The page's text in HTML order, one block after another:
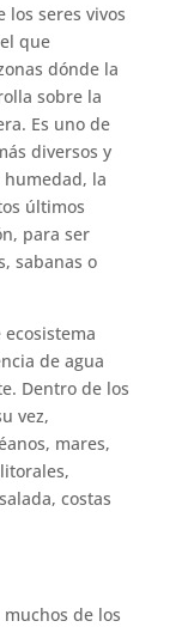
los seres vivos
que
dónde la
sobre la
Es uno de
diversos y
la
últimos
para ser
sabanas o
de agua
Dentro de los
vez,
mares,
costas
de los